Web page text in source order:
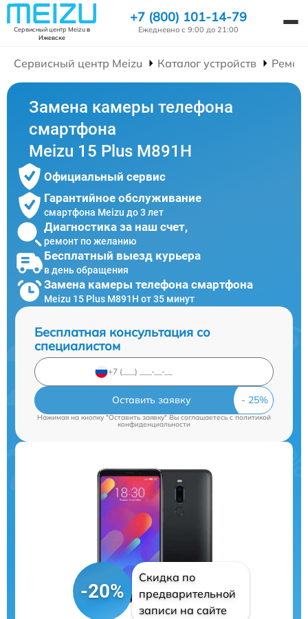
Сервисный центр Meizuв
Ижевске
+7 (800) 101-14-79
Ежедневно с 9:00 до 21:00
Сервисный центр Meizu Каталог устройств
Замена камеры телефона
смартфона
Meizu 15 Plus M891H
Официальный сервис
Гарантийное обслуживание
смартфона Meizu до 3 лет
Диагностика за наш счет,
ремонт по желанию
Бесплатный выезд курьера
в день обращения
Замена камеры телефона смартфона
Meizu 15 Plus M891H от 35 минут
Бесплатная консультация со
специалистом
Оставить заявку
Нажимая на кнопку "Оставить заявку" Вы соглашаетесь cполитикой
конфиденциальности
-20%
Скидка по
предварительной
записи на сайте